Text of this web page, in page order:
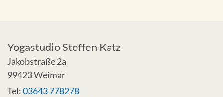
Yogastudio Steffen Katz
Jakobstraße 2a
99423 Weimar
Tel:03643 778278